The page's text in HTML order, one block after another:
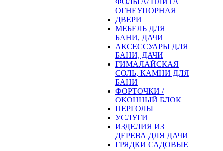
ФОЛЬГА/ ПЛИТА
ОГНЕУПОРНАЯ
ДВЕРИ
МЕБЕЛЬ ДЛЯ
БАНИ, ДАЧИ
АКСЕССУАРЫ ДЛЯ
БАНИ, ДАЧИ
ГИМАЛАЙСКАЯ
СОЛЬ, КАМНИ ДЛЯ
БАНИ
ФОРТОЧКИ /
ОКОННЫЙ БЛОК
ПЕРГОЛЫ
УСЛУГИ
ИЗДЕЛИЯ ИЗ
ДЕРЕВА ДЛЯ ДАЧИ
ГРЯДКИ САДОВЫЕ